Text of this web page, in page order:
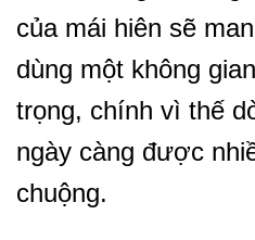
của mái hiên sẽ
dùng một không
trọng, chính vì thế
ngày càng được
chuộng.